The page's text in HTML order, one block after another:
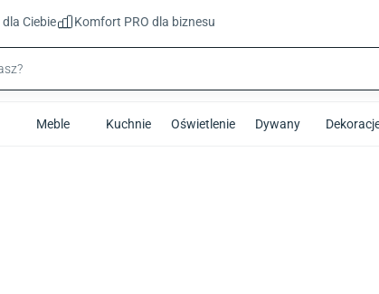
dla Ciebie Komfort PRO dla biznesu
Meble Kuchnie Oświetlenie Dywany